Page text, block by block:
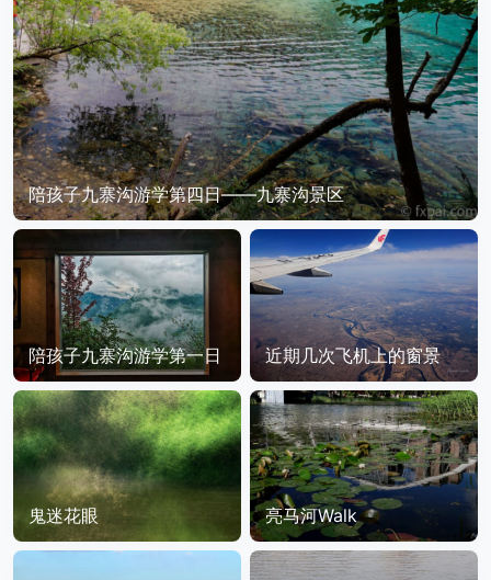
陪孩子九寨沟游学第四日——九寨沟景区
陪孩子九寨沟游学第一日 近期几次飞机上的窗景
鬼迷花眼 亮马河Walk